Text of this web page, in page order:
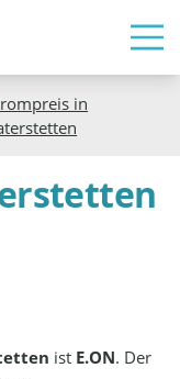
in
ist E.ON. Der